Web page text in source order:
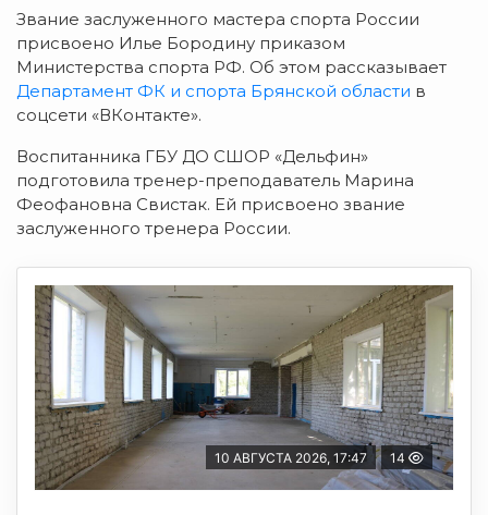
Звание заслуженного мастера спорта России
присвоено Илье Бородину приказом
Министерства спорта РФ. Об этом рассказывает
Департамент ФК и спорта Брянской области в
соцсети «ВКонтакте».
Воспитанника ГБУ ДО СШОР «Дельфин»
подготовила тренер-преподаватель Марина
Феофановна Свистак. Ей присвоено звание
заслуженного тренера России.
10 АВГУСТА 2026, 17:47 14